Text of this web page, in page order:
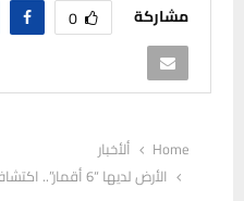
مشاركة 0
Home
ألأخبار
الأرض لديها “6 أقمار”.. اكتشاف جديد يفاجئ العلماء